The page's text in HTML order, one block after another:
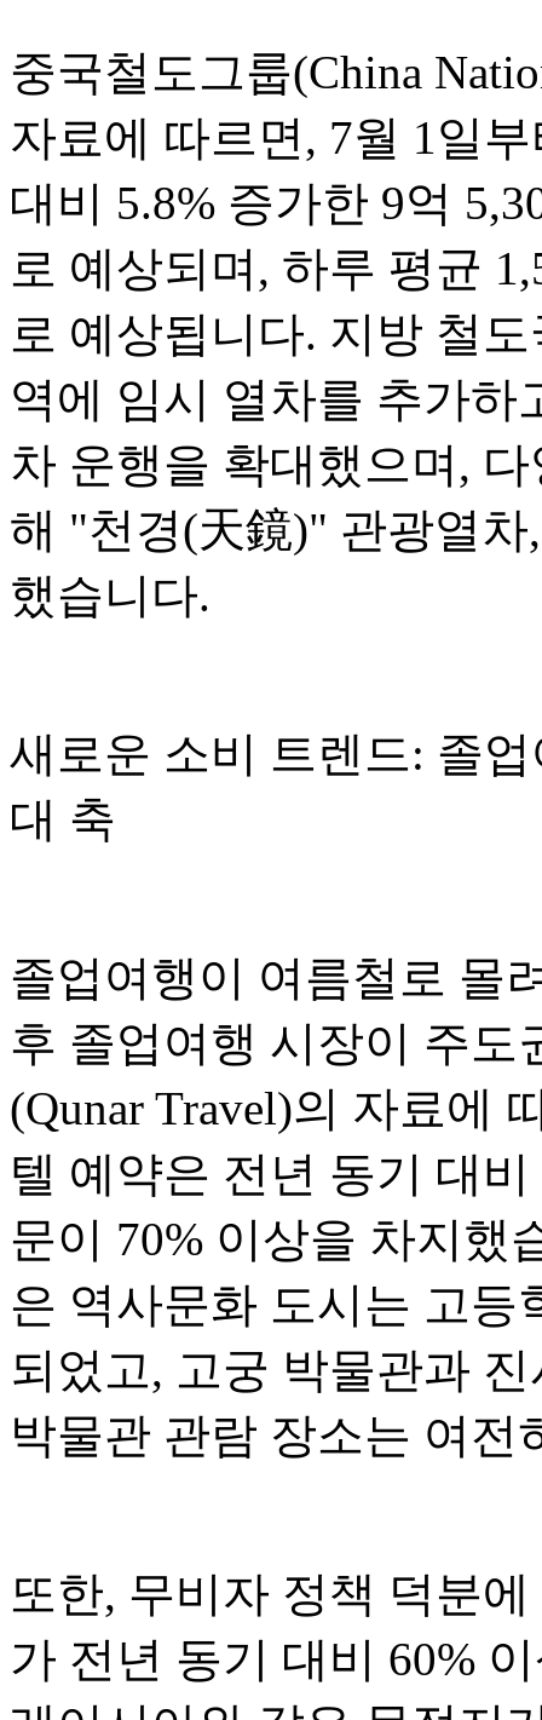
중국철도그룹(China
자료에 따르면, 7월 1일
대비 5.8% 증가한 9억
로 예상되며, 하루 평균
로 예상됩니다. 지방 철
역에 임시 열차를 추가하
차 운행을 확대했으며,
해 "천경(天鏡)" 관광열
했습니다.
새로운 소비 트렌드: 졸
대 축
졸업여행이 여름철로 몰
후 졸업여행 시장이 주도
(Qunar Travel)의 자료에
텔 예약은 전년 동기 대
문이 70% 이상을 차지했
은 역사문화 도시는 고등
되었고, 고궁 박물관과
박물관 관람 장소는 여전
또한, 무비자 정책 덕분
가 전년 동기 대비 60%